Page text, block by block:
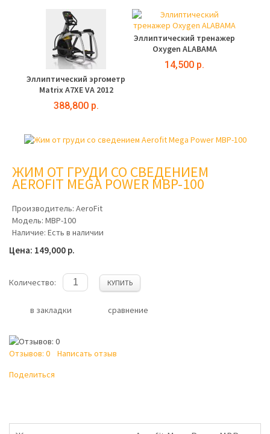
Эллиптический эргометр
Matrix A7XE VA 2012
388,800 р.
Эллиптический тренажер
Oxygen ALABAMA
14,500 р.
ЖИМ ОТ ГРУДИ СО СВЕДЕНИЕМ
AEROFIT MEGA POWER MBP-100
Производитель: AeroFit
Модель: MBP-100
Наличие: Есть в наличии
Цена: 149,000 р.
Количество: КУПИТЬ
в закладки сравнение
Отзывов: 0
Написать отзыв
Поделиться